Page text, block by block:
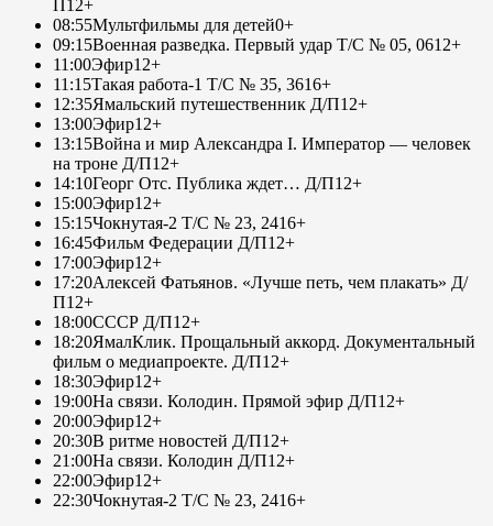
П12+
08:55Мультфильмы для детей0+
09:15Военная разведка. Первый удар Т/С № 05, 0612+
11:00Эфир12+
11:15Такая работа-1 Т/С № 35, 3616+
12:35Ямальский путешественник Д/П12+
13:00Эфир12+
13:15Война и мир Александра I. Император — человек
на троне Д/П12+
14:10Георг Отс. Публика ждет… Д/П12+
15:00Эфир12+
15:15Чокнутая-2 Т/С № 23, 2416+
16:45Фильм Федерации Д/П12+
17:00Эфир12+
17:20Алексей Фатьянов. «Лучше петь, чем плакать» Д/
П12+
18:00СССР Д/П12+
18:20ЯмалКлик. Прощальный аккорд. Документальный
фильм о медиапроекте. Д/П12+
18:30Эфир12+
19:00На связи. Колодин. Прямой эфир Д/П12+
20:00Эфир12+
20:30В ритме новостей Д/П12+
21:00На связи. Колодин Д/П12+
22:00Эфир12+
22:30Чокнутая-2 Т/С № 23, 2416+